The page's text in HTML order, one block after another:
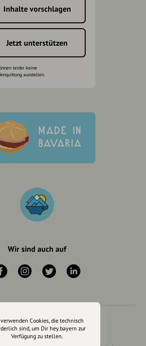
Inhalte vorschlagen
Jetzt unterstützen
leider keine
ausstellen.
Wir sind auch auf
UND TRANSPARENZHINWEIS
Cookies, die technisch
sind, um Dir hey.bayern zur
Verfügung zu stellen.